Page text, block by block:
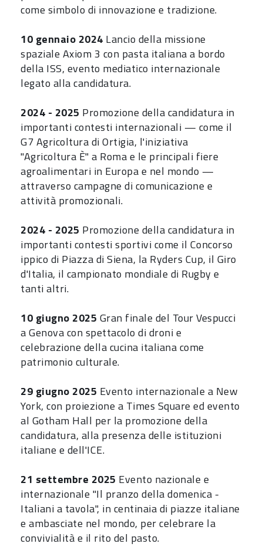
come simbolo di innovazione e tradizione.
10 gennaio 2024 Lancio della missione
spaziale Axiom 3 con pasta italiana a bordo
della ISS, evento mediatico internazionale
legato alla candidatura.
2024 - 2025 Promozione della candidatura in
importanti contesti internazionali — come il
G7 Agricoltura di Ortigia, l'iniziativa
"Agricoltura È" a Roma e le principali fiere
agroalimentari in Europa e nel mondo —
attraverso campagne di comunicazione e
attività promozionali.
2024 - 2025 Promozione della candidatura in
importanti contesti sportivi come il Concorso
ippico di Piazza di Siena, la Ryders Cup, il Giro
d'Italia, il campionato mondiale di Rugby e
tanti altri.
10 giugno 2025 Gran finale del Tour Vespucci
a Genova con spettacolo di droni e
celebrazione della cucina italiana come
patrimonio culturale.
29 giugno 2025 Evento internazionale a New
York, con proiezione a Times Square ed evento
al Gotham Hall per la promozione della
candidatura, alla presenza delle istituzioni
italiane e dell'ICE.
21 settembre 2025 Evento nazionale e
internazionale "Il pranzo della domenica -
Italiani a tavola", in centinaia di piazze italiane
e ambasciate nel mondo, per celebrare la
convivialità e il rito del pasto.